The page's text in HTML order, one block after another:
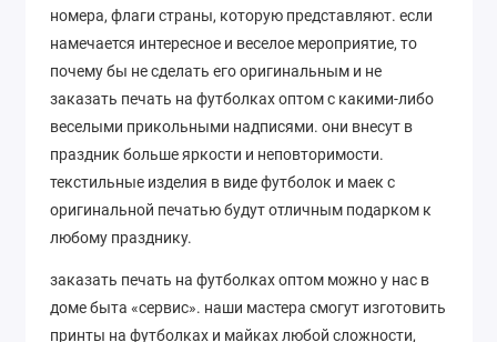
номера, флаги страны, которую представляют. если
намечается интересное и веселое мероприятие, то
почему бы не сделать его оригинальным и не
заказать печать на футболках оптом с какими-либо
веселыми прикольными надписями. они внесут в
праздник больше яркости и неповторимости.
текстильные изделия в виде футболок и маек с
оригинальной печатью будут отличным подарком к
любому празднику.
заказать печать на футболках оптом можно у нас в
доме быта «сервис». наши мастера смогут изготовить
принты на футболках и майках любой сложности,